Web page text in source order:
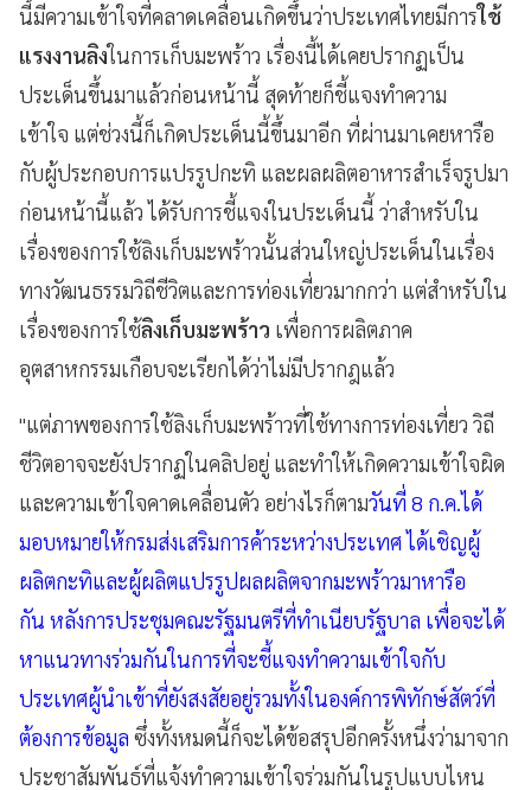
นี้มีความเข้าใจที่คลาดเคลื่อนเกิดขึ้นว่าประเทศไทยมีการใช้
แรงงานลิงในการเก็บมะพร้าว เรื่องนี้ได้เคยปรากฏเป็น
ประเด็นขึ้นมาแล้วก่อนหน้านี้ สุดท้ายก็ชี้แจงทำความ
เข้าใจ แต่ช่วงนี้ก็เกิดประเด็นนี้ขึ้นมาอีก ที่ผ่านมาเคยหารือ
กับผู้ประกอบการแปรรูปกะทิ และผลผลิตอาหารสำเร็จรูปมา
ก่อนหน้านี้แล้ว ได้รับการชี้แจงในประเด็นนี้ ว่าสำหรับใน
เรื่องของการใช้ลิงเก็บมะพร้าวนั้นส่วนใหญ่ประเด็นในเรื่อง
ทางวัฒนธรรมวิถีชีวิตและการท่องเที่ยวมากกว่า แต่สำหรับใน
เรื่องของการใช้ลิงเก็บมะพร้าว เพื่อการผลิตภาค
อุตสาหกรรมเกือบจะเรียกได้ว่าไม่มีปรากฎแล้ว
"แต่ภาพของการใช้ลิงเก็บมะพร้าวที่ใช้ทางการท่องเที่ยว วิถี
ชีวิตอาจจะยังปรากฏในคลิปอยู่ และทำให้เกิดความเข้าใจผิด
และความเข้าใจคาดเคลื่อนตัว อย่างไรก็ตามวันที่ 8 ก.ค.ได้
มอบหมายให้กรมส่งเสริมการค้าระหว่างประเทศ ได้เชิญผู้
ผลิตกะทิและผู้ผลิตแปรรูปผลผลิตจากมะพร้าวมาหารือ
กัน หลังการประชุมคณะรัฐมนตรีที่ทำเนียบรัฐบาล เพื่อจะได้
หาแนวทางร่วมกันในการที่จะชี้แจงทำความเข้าใจกับ
ประเทศผู้นำเข้าที่ยังสงสัยอยู่รวมทั้งในองค์การพิทักษ์สัตว์ที่
ต้องการข้อมูล ซึ่งทั้งหมดนี้ก็จะได้ข้อสรุปอีกครั้งหนึ่งว่ามาจาก
ประชาสัมพันธ์ที่แจ้งทำความเข้าใจร่วมกันในรูปแบบไหน